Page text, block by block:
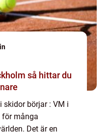
hittar du
skidor börjar : VM i
för många
Det är en